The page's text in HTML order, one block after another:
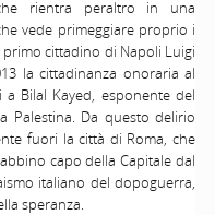
rientra peraltro in una
vede primeggiare proprio i
cittadino di Napoli Luigi
la cittadinanza onoraria al
Bilal Kayed, esponente del
Palestina. Da questo delirio
fuori la città di Roma, che
capo della Capitale dal
italiano del dopoguerra,
speranza.